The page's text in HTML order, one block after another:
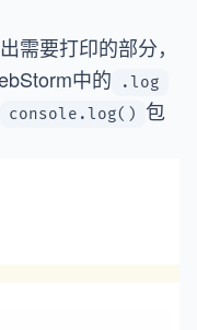
需要打印的部分，
中的
.log
console.log() 包